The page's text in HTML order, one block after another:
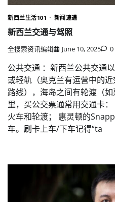
新西兰生活101 新闻速递
新西兰交通与驾照
全搜索资讯编辑 June 10, 2025 0
公共交通 ：新西兰公共交通
或轻轨（奥克兰有运营中的
路线），海岛之间有轮渡（
里，买公交票通常用交通卡：
火车和轮渡； 惠灵顿的
车。刷卡上车/下车记得“ta